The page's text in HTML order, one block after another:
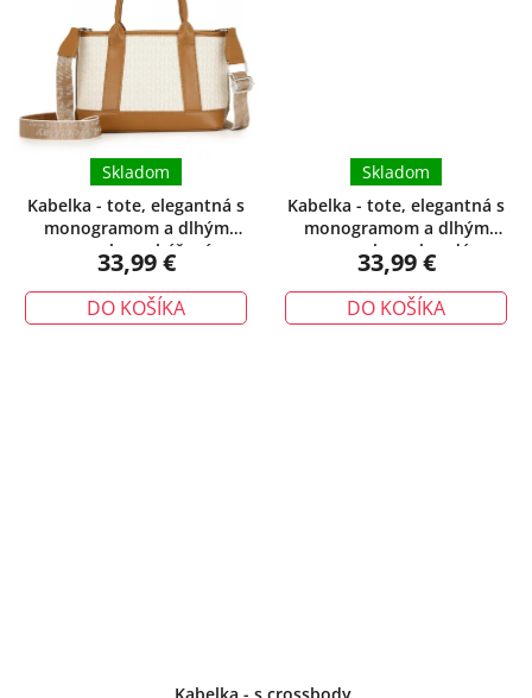
Kabelka - tote, elegantná s
monogramom a dlhým
popruhom, béžová
Skladom
33,99 €
DO KOŠÍKA
Kabelka - tote, elegantná s
monogramom a dlhým
popruhom, hnedá
Skladom
33,99 €
DO KOŠÍKA